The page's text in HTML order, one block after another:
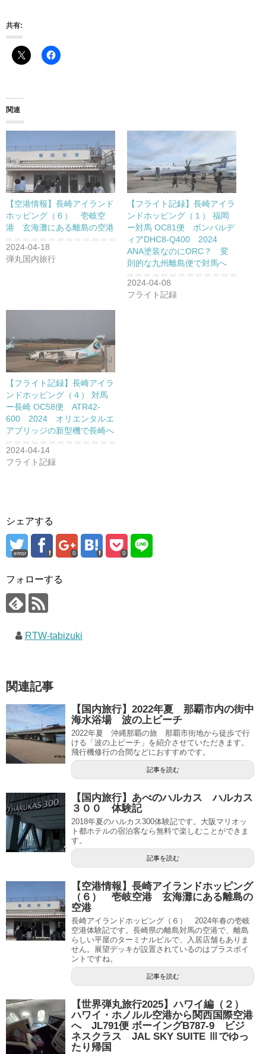
共有:
関連
【空港情報】長崎アイランド
ホッピング（６） 壱岐空
港 玄海灘にある離島の空港
2024-04-18
弾丸国内旅行
【フライト記録】長崎アイラ
ンドホッピング（１） 福岡
ー対馬 OC81便 ボンバルデ
ィアDHC8-Q400 2024
ANA塗装なのにORC？ 変
則的な九州離島便で対馬へ
2024-04-08
フライト記録
【フライト記録】長崎アイラ
ンドホッピング（４） 対馬
ー長崎 OC58便 ATR42-
600 2024 オリエンタルエ
アブリッジの新型機で長崎へ
2024-04-14
フライト記録
シェアする
error 0 0
フォローする
RTW-tabizuki
関連記事
【国内旅行】2022年夏 那覇市内の街中
海水浴場 波の上ビーチ
2022年夏 沖縄那覇の旅 那覇市街地から徒歩で行
ける「波の上ビーチ」を紹介させていただきます。
飛行機修行の合間などにおすすめです。
記事を読む
【国内旅行】あべのハルカス ハルカス
３００ 体験記
2018年夏のハルカス300体験記です。大阪マリオッ
ト都ホテルの宿泊客なら無料で楽しむことができま
す。
記事を読む
【空港情報】長崎アイランドホッピング
（６） 壱岐空港 玄海灘にある離島の
空港
長崎アイランドホッピング（６） 2024年春の壱岐
空港体験記です。長崎県の離島対馬の空港で、離島
らしい平屋のターミナルビルで、入居店舗もありま
せん。展望デッキが設置されているのはプラスポイ
ントですね。
記事を読む
【世界弾丸旅行2025】ハワイ編（２）
ハワイ・ホノルル空港から関西国際空港
へ JL791便 ボーイングB787-9 ビジ
ネスクラス JAL SKY SUITE Ⅲでゆっ
たり帰国